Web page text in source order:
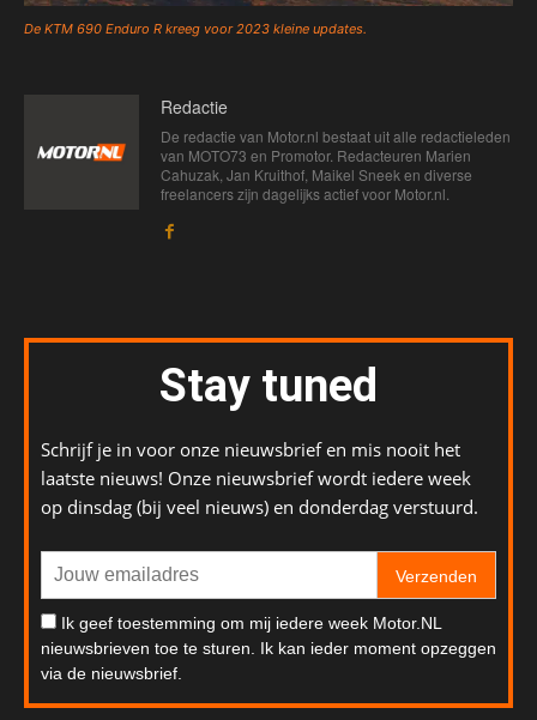
De KTM 690 Enduro R kreeg voor 2023 kleine updates.
Redactie
De redactie van Motor.nl bestaat uit alle redactieleden
van MOTO73 en Promotor. Redacteuren Marien
Cahuzak, Jan Kruithof, Maikel Sneek en diverse
freelancers zijn dagelijks actief voor Motor.nl.
Stay tuned
Schrijf je in voor onze nieuwsbrief en mis nooit het
laatste nieuws! Onze nieuwsbrief wordt iedere week
op dinsdag (bij veel nieuws) en donderdag verstuurd.
Verzenden
Ik geef toestemming om mij iedere week Motor.NL
nieuwsbrieven toe te sturen. Ik kan ieder moment opzeggen
via de nieuwsbrief.